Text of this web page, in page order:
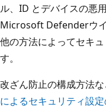
ル、ID とデバイスの悪
Microsoft Defenderウ
他の方法によってセキ
す。
改ざん防止の構成方法
によるセキュリティ設